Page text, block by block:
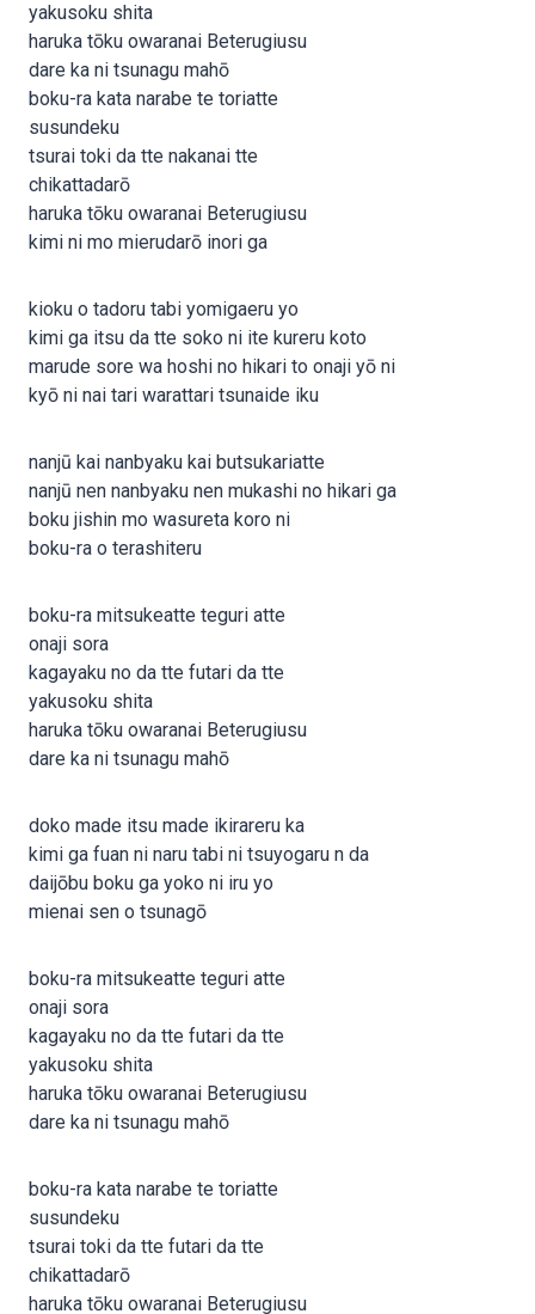
yakusoku shita
haruka tōku owaranai Beterugiusu
dare ka ni tsunagu mahō
boku-ra kata narabe te toriatte
susundeku
tsurai toki da tte nakanai tte
chikattadarō
haruka tōku owaranai Beterugiusu
kimi ni mo mierudarō inori ga
kioku o tadoru tabi yomigaeru yo
kimi ga itsu da tte soko ni ite kureru koto
marude sore wa hoshi no hikari to onaji yō ni
kyō ni nai tari warattari tsunaide iku
nanjū kai nanbyaku kai butsukariatte
nanjū nen nanbyaku nen mukashi no hikari ga
boku jishin mo wasureta koro ni
boku-ra o terashiteru
boku-ra mitsukeatte teguri atte
onaji sora
kagayaku no da tte futari da tte
yakusoku shita
haruka tōku owaranai Beterugiusu
dare ka ni tsunagu mahō
doko made itsu made ikirareru ka
kimi ga fuan ni naru tabi ni tsuyogaru n da
daijōbu boku ga yoko ni iru yo
mienai sen o tsunagō
boku-ra mitsukeatte teguri atte
onaji sora
kagayaku no da tte futari da tte
yakusoku shita
haruka tōku owaranai Beterugiusu
dare ka ni tsunagu mahō
boku-ra kata narabe te toriatte
susundeku
tsurai toki da tte futari da tte
chikattadarō
haruka tōku owaranai Beterugiusu